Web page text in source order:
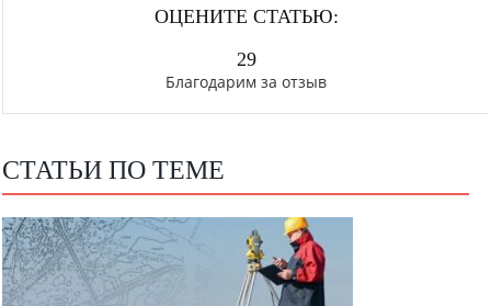
ОЦЕНИТЕ СТАТЬЮ:
29
Благодарим за отзыв
СТАТЬИ ПО ТЕМЕ